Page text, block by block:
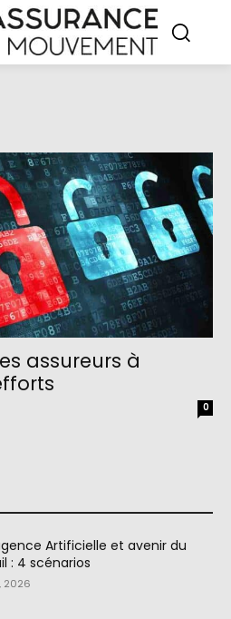
assureurs à
0
Artificielle et avenir du
: 4 scénarios
2026